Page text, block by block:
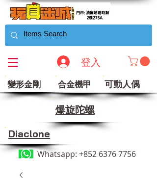
登入
變形金剛 合金機甲 可動人偶
​爆旋陀螺
Diaclone
Whatsapp: +852 6376 7756